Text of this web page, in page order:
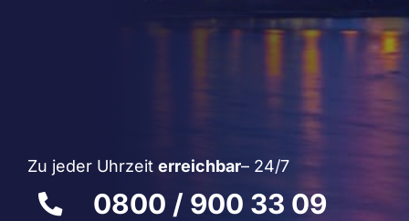
Zu jeder Uhrzeit erreichbar– 24/7
0800 / 900 33 09